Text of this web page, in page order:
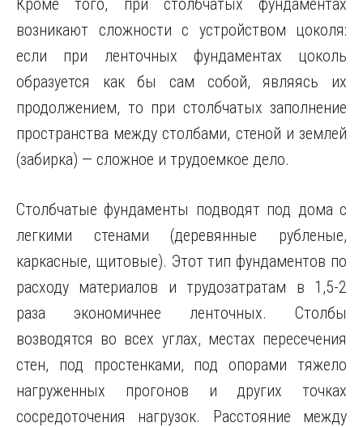
Кроме того, при столбчатых фундаментах
возникают сложности с устройством цоколя:
если при ленточных фундаментах цоколь
образуется как бы сам собой, являясь их
продолжением, то при столбчатых заполнение
пространства между столбами, стеной и землей
(забирка) — сложное и трудоемкое дело.
Столбчатые фундаменты подводят под дома с
легкими стенами (деревянные рубленые,
каркасные, щитовые). Этот тип фундаментов по
расходу материалов и трудозатратам в 1,5-2
раза экономичнее ленточных. Столбы
возводятся во всех углах, местах пересечения
стен, под простенками, под опорами тяжело
нагруженных прогонов и других точках
сосредоточения нагрузок. Расстояние между